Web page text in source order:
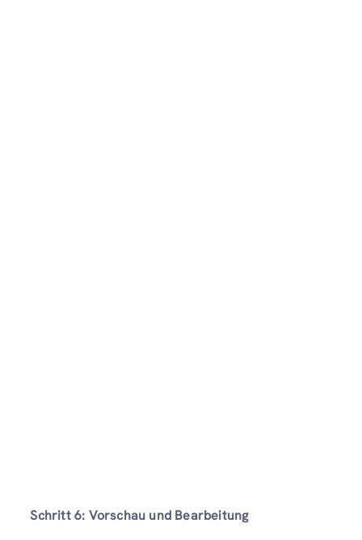
Schritt 6: Vorschau und Bearbeitung